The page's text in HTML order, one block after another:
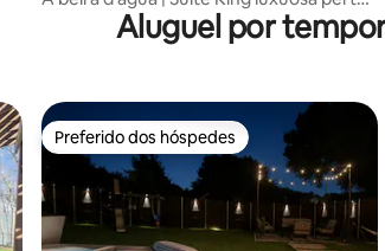
Aluguel por
Preferido dos hóspedes
Preferido dos hóspedes